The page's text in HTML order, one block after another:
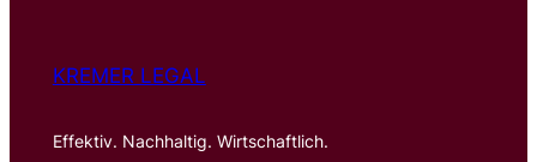
KREMER LEGAL
Effektiv. Nachhaltig. Wirtschaftlich.